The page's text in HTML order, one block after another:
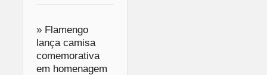
» Flamengo
lança camisa
comemorativa
em homenagem